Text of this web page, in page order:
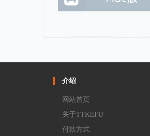
介绍
网站首页
关于TTKEFU
付款方式